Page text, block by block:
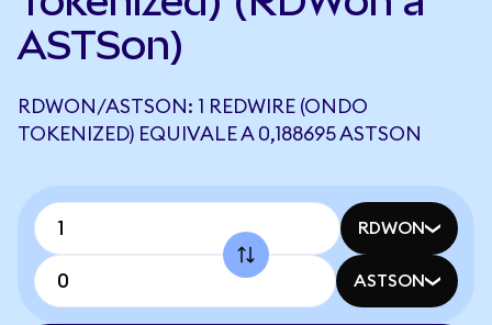
ASTSon)
RDWON/ASTSON: 1 REDWIRE (ONDO
TOKENIZED) EQUIVALE A 0,188695 ASTSON
RDWON
ASTSON